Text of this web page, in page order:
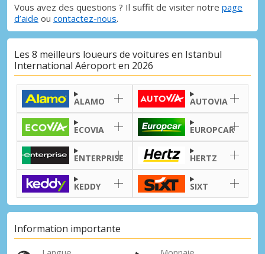
Vous avez des questions ? Il suffit de visiter notre page
d’aide ou contactez-nous.
Les 8 meilleurs loueurs de voitures en Istanbul
International Aéroport en 2026
ALAMO AUTOVIA
ECOVIA EUROPCAR
ENTERPRISE HERTZ
KEDDY SIXT
Information importante